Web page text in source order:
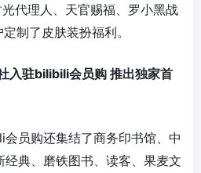
代理人、天官赐福、罗小黑战
制了皮肤装扮福利。
入驻bilibili会员购 推出独家首
员购还集结了商务印书馆、中
典、磨铁图书、读客、果麦文